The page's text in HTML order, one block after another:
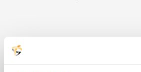
Curse din Romania